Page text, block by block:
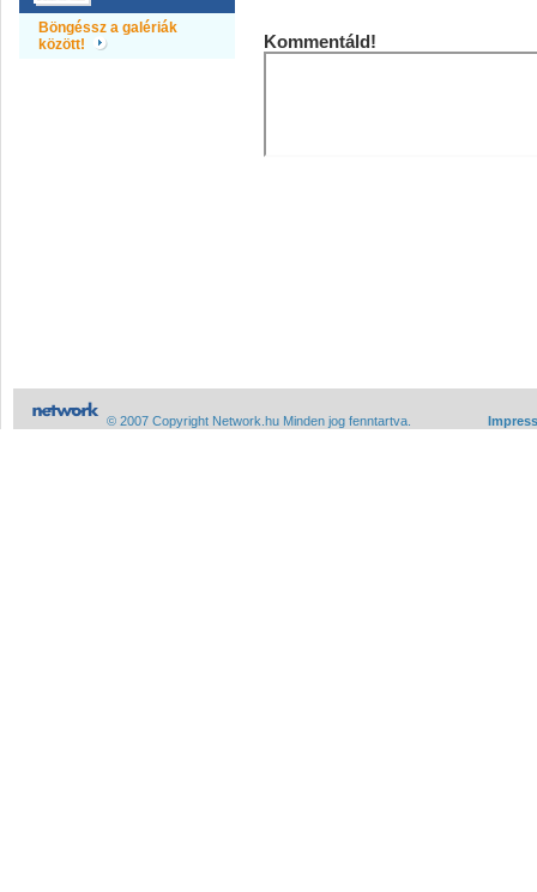
Böngéssz a galériák
között!
Kommentáld!
© 2007 Copyright Network.hu Minden jog fenntartva.